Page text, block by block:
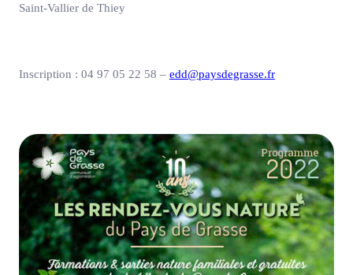
Saint-Vallier de Thiey
Inscription : 04 97 05 22 58 – edd@paysdegrasse.fr